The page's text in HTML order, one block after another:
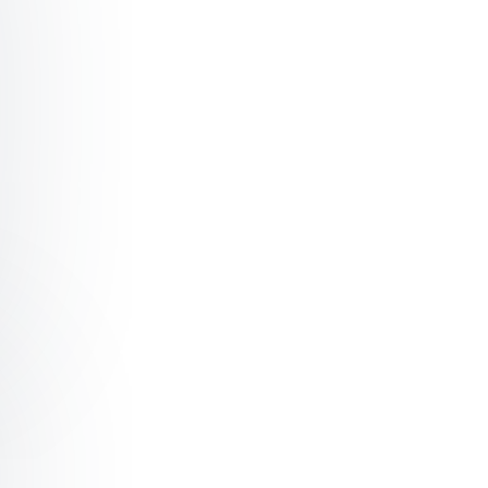
Gestaltung für die Reduktive Moderne
Stadt-Gesellschaft mit Architektur gestalten